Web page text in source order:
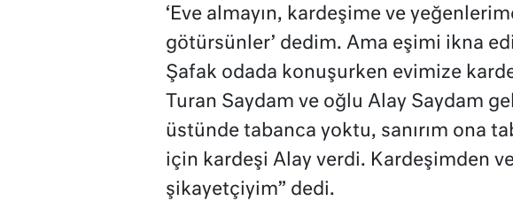
‘Eve almayın, kardeşime ve
götürsünler’ dedim. Ama eşimi ikna
Şafak odada konuşurken evimize
Turan Saydam ve oğlu Alay Saydam
üstünde tabanca yoktu, sanırım ona
için kardeşi Alay verdi. Kardeşimden
şikayetçiyim” dedi.